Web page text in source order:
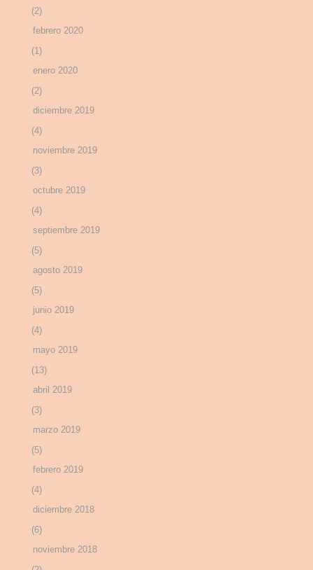
(2)
febrero 2020
(1)
enero 2020
(2)
diciembre 2019
(4)
noviembre 2019
(3)
octubre 2019
(4)
septiembre 2019
(5)
agosto 2019
(5)
junio 2019
(4)
mayo 2019
(13)
abril 2019
(3)
marzo 2019
(5)
febrero 2019
(4)
diciembre 2018
(6)
noviembre 2018